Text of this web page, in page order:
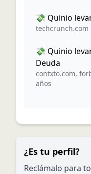
💸 Quinio
techcrunch.com
💸 Quinio
Deuda
contxto.com,
años
¿Es tu perfil?
Reclámalo para